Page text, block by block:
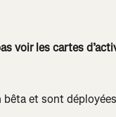
voir les cartes
et sont